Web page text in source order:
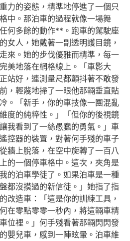
力的姿態，精準地停進了一個只
中。那泊車的過程就像一場舞
何多餘的動作**。跑車的駕駛座
女人，她戴著一副透明護目鏡，
來。她的步伐優雅而精準，每一
美地落在網格線上。「車影大
站好，連測量尺都顫抖著不敢發
，輕蔑地掃了一眼他那輛垂直貼
。「新手，你的車技像一團混亂
度的純粹性。」「但你的後視鏡
我看到了一絲愚蠢的勇氣。」車
控器的裝置，對著何手殘的車子
牆上脫落，在空中旋轉了一百八
的一個停車格中。這次，夾角是
泊車學徒了。如果泊車是一種
都沒摸過的新信徒。」她指了指
改造車：「這是你的訓練工具，
在零點零零一秒內，將這輛車精
位裡。」何手殘看著那輛閃閃發
嬰兒車，感到一陣眩暈。泊車維